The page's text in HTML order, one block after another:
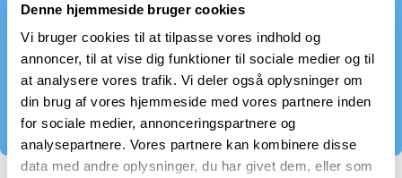
Denne hjemmeside bruger cookies
Vi bruger cookies til at tilpasse vores indhold og
annoncer, til at vise dig funktioner til sociale medier og til
at analysere vores trafik. Vi deler også oplysninger om
din brug af vores hjemmeside med vores partnere inden
for sociale medier, annonceringspartnere og
analysepartnere. Vores partnere kan kombinere disse
data med andre oplysninger, du har givet dem, eller som
https://www.apa.org/topics/journalism-
facts/misinformation-disinformation
https://digital-
strategy.ec.europa.eu/en/policies/online-
disinformation